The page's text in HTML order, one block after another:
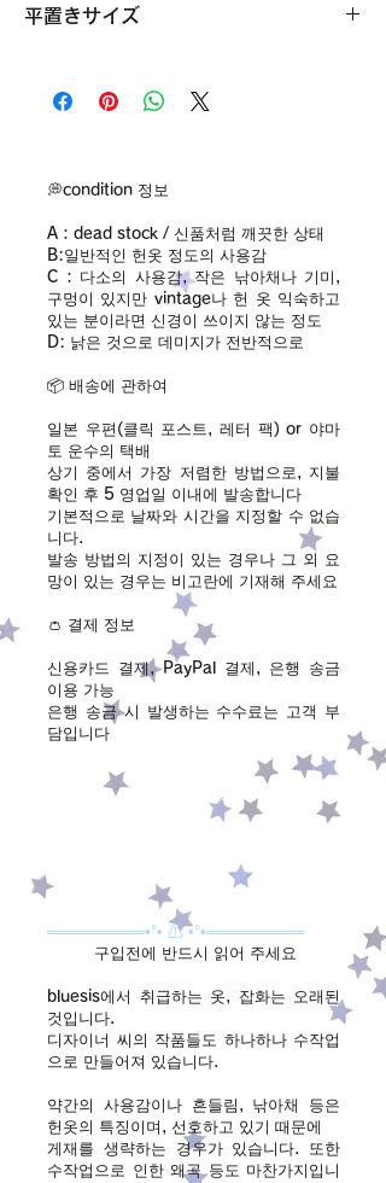
平置きサイズ
バスト・身幅 46cm
素材 コットン50％ポリエステル50%
💭condition 정보
A：dead stock / 신품처럼 깨끗한 상태
B:일반적인 헌옷 정도의 사용감
C：다소의 사용감, 작은 낚아채나 기미,
구멍이 있지만 vintage나 헌 옷 익숙하고
있는 분이라면 신경이 쓰이지 않는 정도
D: 낡은 것으로 데미지가 전반적으로
📦 배송에 관하여
일본 우편(클릭 포스트, 레터 팩) or 야마
토 운수의 택배
상기 중에서 가장 저렴한 방법으로, 지불
확인 후 5 영업일 이내에 발송합니다
기본적으로 날짜와 시간을 지정할 수 없습
니다.
발송 방법의 지정이 있는 경우나 그 외 요
망이 있는 경우는 비고란에 기재해 주세요
👛 결제 정보
신용카드 결제, PayPal 결제, 은행 송금
이용 가능
​은행 송금 시 발생하는 수수료는 고객 부
담입니다
═════════•°• ⚠ •°•═════════
구입전에 반드시 읽어 주세요
bluesis에서 취급하는 옷, 잡화는 오래된
것입니다.
디자이너 씨의 작품들도 하나하나 수작업
으로 만들어져 있습니다.
약간의 사용감이나 흔들림, 낚아채 등은
헌옷의 특징이며, 선호하고 있기 때문에
게재를 생략하는 경우가 있습니다. 또한
수작업으로 인한 왜곡 등도 마찬가지입니